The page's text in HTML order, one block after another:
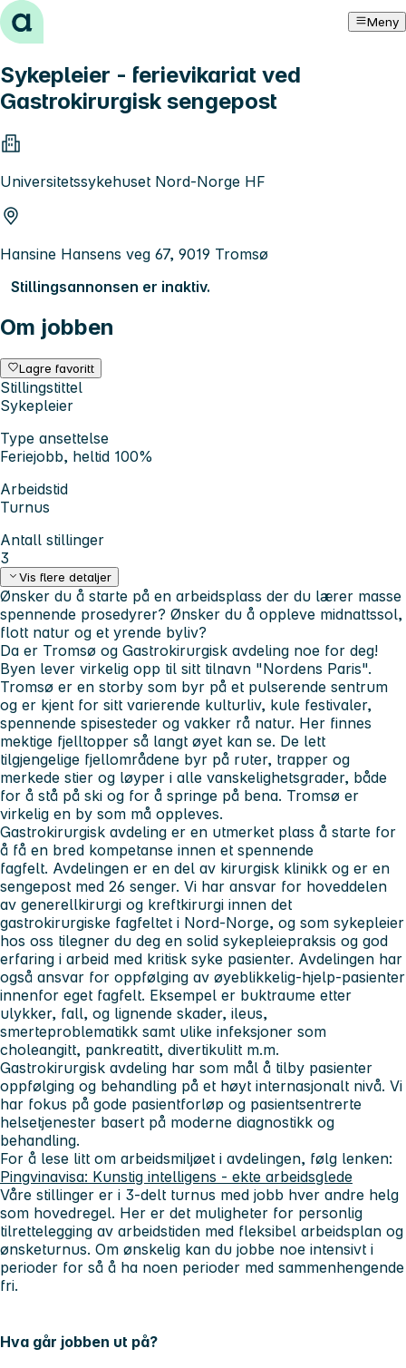
Hopp til innhold Meny
Sykepleier - ferievikariat ved
Gastrokirurgisk sengepost
Universitetssykehuset Nord-Norge HF
Hansine Hansens veg 67, 9019 Tromsø
Stillingsannonsen er inaktiv.
Om jobben
Lagre favoritt
Stillingstittel
Sykepleier
Type ansettelse
Feriejobb, heltid 100%
Arbeidstid
Turnus
Antall stillinger
3
Vis flere detaljer
Ønsker du å starte på en arbeidsplass der du lærer masse
spennende prosedyrer? Ønsker du å oppleve midnattssol,
flott natur og et yrende byliv?
Da er Tromsø og Gastrokirurgisk avdeling noe for deg!
Byen lever virkelig opp til sitt tilnavn "Nordens Paris".
Tromsø er en storby som byr på et pulserende sentrum
og er kjent for sitt varierende kulturliv, kule festivaler,
spennende spisesteder og vakker rå natur. Her finnes
mektige fjelltopper så langt øyet kan se. De lett
tilgjengelige fjellområdene byr på ruter, trapper og
merkede stier og løyper i alle vanskelighetsgrader, både
for å stå på ski og for å springe på bena. Tromsø er
virkelig en by som må oppleves.
Gastrokirurgisk avdeling er en utmerket plass å starte for
å få en bred kompetanse innen et spennende
fagfelt. Avdelingen er en del av kirurgisk klinikk og er en
sengepost med 26 senger. Vi har ansvar for hoveddelen
av generellkirurgi og kreftkirurgi innen det
gastrokirurgiske fagfeltet i Nord-Norge, og som sykepleier
hos oss tilegner du deg en solid sykepleiepraksis og god
erfaring i arbeid med kritisk syke pasienter. Avdelingen har
også ansvar for oppfølging av øyeblikkelig-hjelp-pasienter
innenfor eget fagfelt. Eksempel er buktraume etter
ulykker, fall, og lignende skader, ileus,
smerteproblematikk samt ulike infeksjoner som
choleangitt, pankreatitt, divertikulitt m.m.
Gastrokirurgisk avdeling har som mål å tilby pasienter
oppfølging og behandling på et høyt internasjonalt nivå. Vi
har fokus på gode pasientforløp og pasientsentrerte
helsetjenester basert på moderne diagnostikk og
behandling.
For å lese litt om arbeidsmiljøet i avdelingen, følg lenken:
Pingvinavisa: Kunstig intelligens - ekte arbeidsglede
Våre stillinger er i 3-delt turnus med jobb hver andre helg
som hovedregel. Her er det muligheter for personlig
tilrettelegging av arbeidstiden med fleksibel arbeidsplan og
ønsketurnus. Om ønskelig kan du jobbe noe intensivt i
perioder for så å ha noen perioder med sammenhengende
fri.
Hva går jobben ut på?